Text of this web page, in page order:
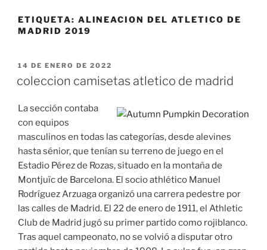
ETIQUETA: ALINEACION DEL ATLETICO DE
MADRID 2019
PUBLICADO
14 DE ENERO DE 2022
coleccion camisetas atletico de madrid
La sección contaba
con equipos
masculinos en todas las categorías, desde alevines
hasta sénior, que tenían su terreno de juego en el
Estadio Pérez de Rozas, situado en la montaña de
Montjuïc de Barcelona. El socio athlético Manuel
Rodríguez Arzuaga organizó una carrera pedestre por
las calles de Madrid. El 22 de enero de 1911, el Athletic
Club de Madrid jugó su primer partido como rojiblanco.
Tras aquel campeonato, no se volvió a disputar otro